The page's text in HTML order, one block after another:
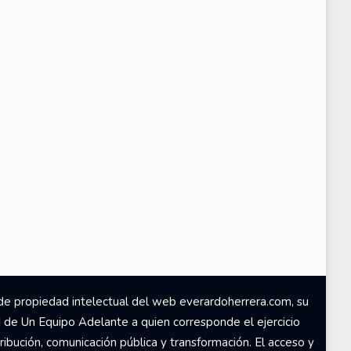
propiedad intelectual del web everardoherrera.com, su
Un Equipo Adelante a quien corresponde el ejercicio
comunicación pública y transformación. El acceso y